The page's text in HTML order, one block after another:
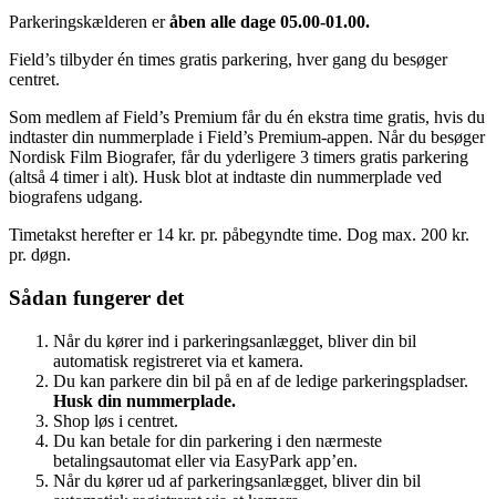
Parkeringskælderen eråben alle dage 05.00-01.00.
Field’s tilbyder én times gratis parkering, hver gang du besøger
centret.
Som medlem af Field’s Premium får du én ekstra time gratis, hvis du
indtaster din nummerplade i Field’s Premium-appen. Når du besøger
Nordisk Film Biografer, får du yderligere 3 timers gratis parkering
(altså 4 timer i alt). Husk blot at indtaste din nummerplade ved
biografens udgang.
Timetakst herefter er 14 kr. pr. påbegyndte time. Dog max. 200 kr.
pr. døgn.
Sådan fungerer det
Når du kører ind i parkeringsanlægget, bliver din bil
automatisk registreret via et kamera.
Du kan parkere din bil på en af de ledige parkeringspladser.
Husk din nummerplade.
Shop løs i centret.
Du kan betale for din parkering i den nærmeste
betalingsautomat eller via EasyPark app’en.
Når du kører ud af parkeringsanlægget, bliver din bil